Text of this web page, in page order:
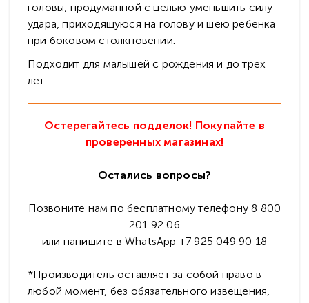
головы, продуманной с целью уменьшить силу
удара, приходящуюся на голову и шею ребенка
при боковом столкновении.
Подходит для малышей с рождения и до трех
лет.
Остерегайтесь подделок! Покупайте в
проверенных магазинах!
Остались вопросы?
Позвоните нам по бесплатному телефону 8 800
201 92 06
или напишите в WhatsApp +7 925 049 90 18
*Производитель оставляет за собой право в
любой момент, без обязательного извещения,